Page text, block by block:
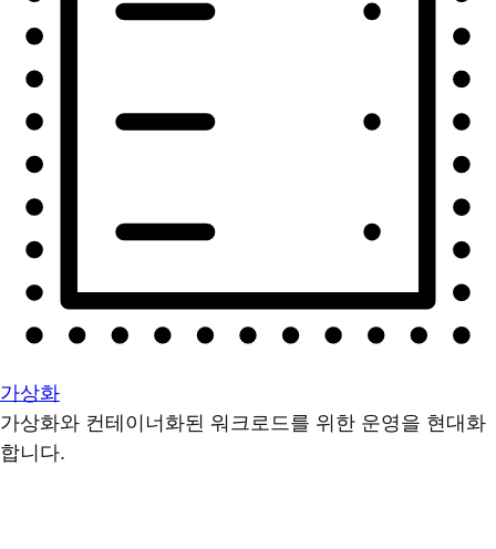
가상화
가상화와 컨테이너화된 워크로드를 위한 운영을 현대화
합니다.